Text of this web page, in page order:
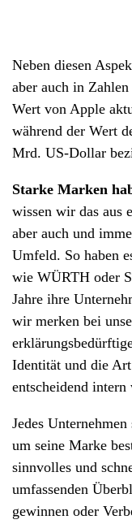
Neben diesen
aber auch in
Wert von Apple
während der Wert
Mrd. US-Dollar
Starke Marken
wissen wir das aus
aber auch und
Umfeld. So haben
wie WÜRTH oder
Jahre ihre
wir merken bei
Identität und die
entscheidend intern
Jedes
um seine Marke
sinnvolles und
umfassenden
gewinnen oder